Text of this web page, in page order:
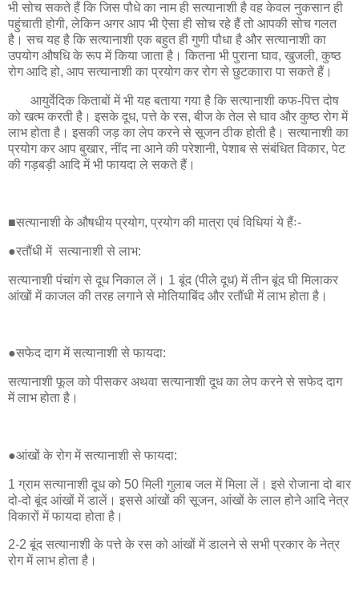
भी सोच सकते हैं कि जिस पौधे का नाम ही सत्यानाशी है वह केवल नुकसान ही
पहुंचाती होगी, लेकिन अगर आप भी ऐसा ही सोच रहे हैं तो आपकी सोच गलत
है। सच यह है कि सत्यानाशी एक बहुत ही गुणी पौधा है और सत्यानाशी का
उपयोग औषधि के रूप में किया जाता है। कितना भी पुराना घाव, खुजली, कुष्ठ
रोग आदि हो, आप सत्यानाशी का प्रयोग कर रोग से छुटकाारा पा सकते हैं।
आयुर्वेदिक किताबों में भी यह बताया गया है कि सत्यानाशी कफ-पित्त दोष
को खत्म करती है। इसके दूध, पत्ते के रस, बीज के तेल से घाव और कुष्ठ रोग में
लाभ होता है। इसकी जड़ का लेप करने से सूजन ठीक होती है। सत्यानाशी का
प्रयोग कर आप बुखार, नींद ना आने की परेशानी, पेशाब से संबंधित विकार, पेट
की गड़बड़ी आदि में भी फायदा ले सकते हैं।
■सत्यानाशी के औषधीय प्रयोग, प्रयोग की मात्रा एवं विधियां ये हैंः-
●रतौंधी में सत्यानाशी से लाभ:
सत्यानाशी पंचांग से दूध निकाल लें। 1 बूंद (पीले दूध) में तीन बूंद घी मिलाकर
आंखों में काजल की तरह लगाने से मोतियाबिंद और रतौंधी में लाभ होता है।
●सफेद दाग में सत्यानाशी से फायदा:
सत्यानाशी फूल को पीसकर अथवा सत्यानाशी दूध का लेप करने से सफेद दाग
में लाभ होता है।
●आंखों के रोग में सत्यानाशी से फायदा:
1 ग्राम सत्यानाशी दूध को 50 मिली गुलाब जल में मिला लें। इसे रोजाना दो बार
दो-दो बूंद आंखों में डालें। इससे आंखों की सूजन, आंखों के लाल होने आदि नेत्र
विकारों में फायदा होता है।
2-2 बूंद सत्यानाशी के पत्ते के रस को आंखों में डालने से सभी प्रकार के नेत्र
रोग में लाभ होता है।